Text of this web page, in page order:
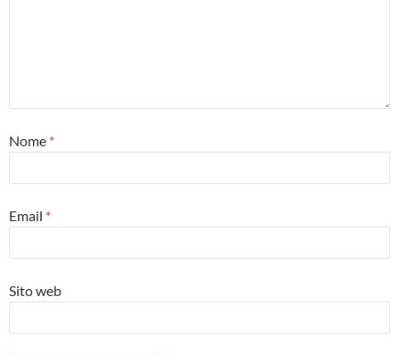
Nome *
Email *
Sito web